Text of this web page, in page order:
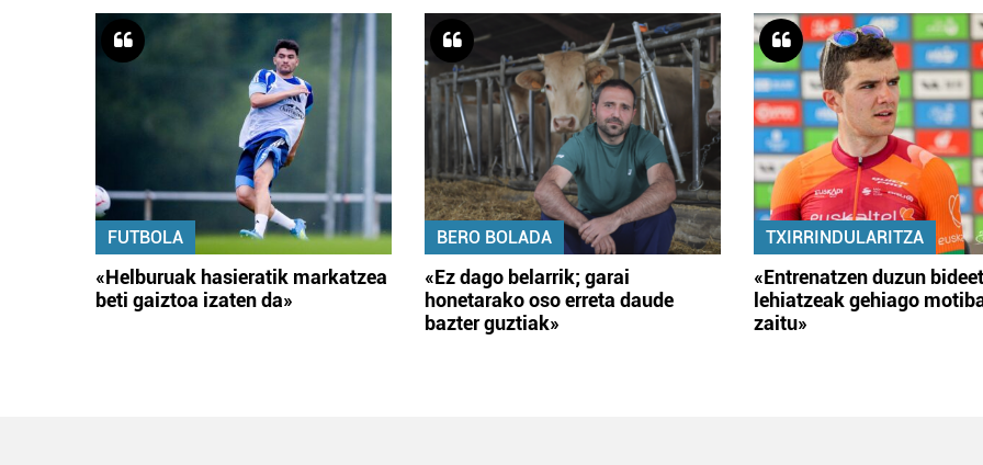
FUTBOLA
«Helburuak hasieratik markatzea
beti gaiztoa izaten da»
BERO BOLADA
«Ez dago belarrik; garai
honetarako oso erreta daude
bazter guztiak»
TXIRRINDULARITZA
«Entrenatzen duzun
lehiatzeak gehiago
zaitu»